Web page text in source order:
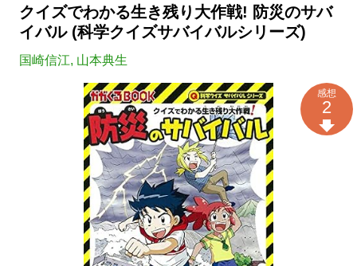
クイズでわかる生き残り大作戦! 防災のサバ
イバル (科学クイズサバイバルシリーズ)
国崎信江, 山本典生
感想
2